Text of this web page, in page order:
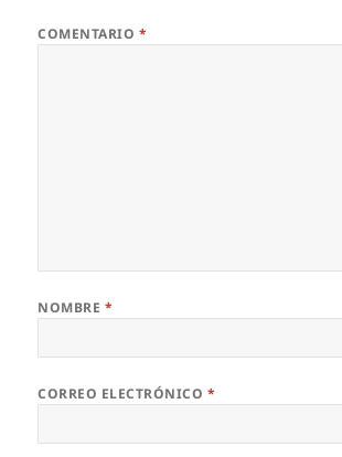
COMENTARIO *
NOMBRE *
CORREO ELECTRÓNICO *